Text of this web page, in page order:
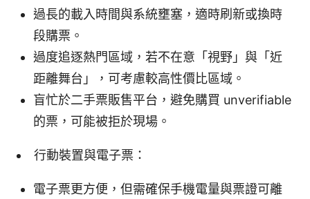
過長的載入時間與系統壅塞，適時刷新或換時
段購票。
過度追逐熱門區域，若不在意「視野」與「近
距離舞台」，可考慮較高性價比區域。
盲忙於二手票販售平台，避免購買 unverifiable
的票，可能被拒於現場。
行動裝置與電子票：
電子票更方便，但需確保手機電量與票證可離